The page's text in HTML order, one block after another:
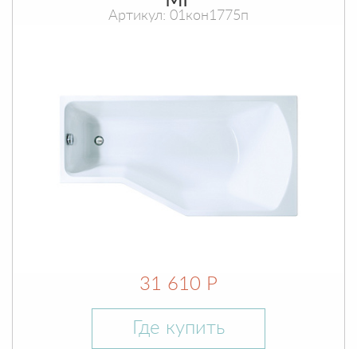
Артикул: 01кон1775п
31 610 Р
Где купить